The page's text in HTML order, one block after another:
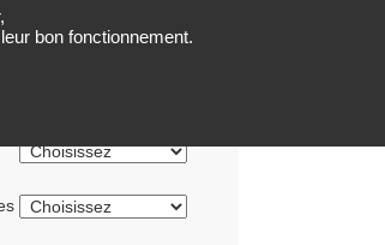
QUI SOMMES NOUS ?
bon fonctionnement.